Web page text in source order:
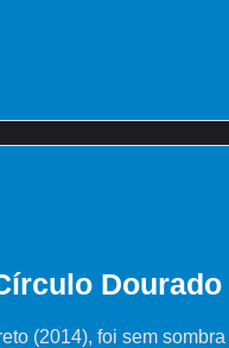
Dourado
(2014), foi sem sombra